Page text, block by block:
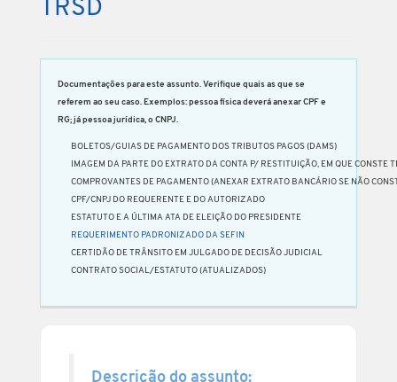
TRSD
Documentações para este assunto. Verifique quais as que se
referem ao seu caso. Exemplos: pessoa física deverá anexar CPF e
RG; já pessoa jurídica, o CNPJ.
BOLETOS/GUIAS DE PAGAMENTO DOS TRIBUTOS PAGOS (DAMS)
IMAGEM DA PARTE DO EXTRATO DA CONTA P/ RESTITUIÇÃO, EM QUE CONSTE
COMPROVANTES DE PAGAMENTO (ANEXAR EXTRATO BANCÁRIO SE NÃO
CPF/CNPJ DO REQUERENTE E DO AUTORIZADO
ESTATUTO E A ÚLTIMA ATA DE ELEIÇÃO DO PRESIDENTE
REQUERIMENTO PADRONIZADO DA SEFIN
CERTIDÃO DE TRÂNSITO EM JULGADO DE DECISÃO JUDICIAL
CONTRATO SOCIAL/ESTATUTO (ATUALIZADOS)
Descrição do assunto: